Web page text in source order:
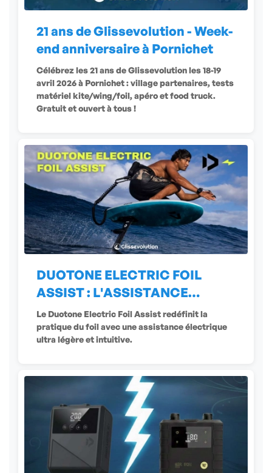
21 ans de Glissevolution - Week-
end anniversaire à Pornichet
Célébrez les 21 ans de Glissevolution les 18-19
avril 2026 à Pornichet : village partenaires, tests
matériel kite/wing/foil, apéro et food truck.
Gratuit et ouvert à tous !
DUOTONE ELECTRIC FOIL
ASSIST : L'ASSISTANCE
ÉLECTRIQUE
Le Duotone Electric Foil Assist redéfinit la
pratique du foil avec une assistance électrique
ultra légère et intuitive.